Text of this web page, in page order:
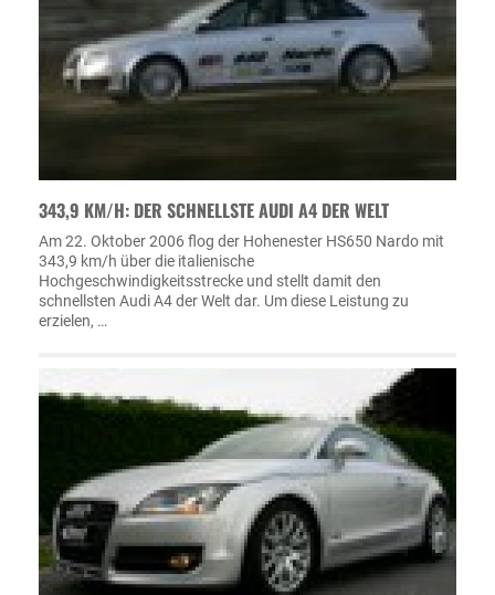
343,9 KM/H: DER SCHNELLSTE AUDI A4 DER WELT
Am 22. Oktober 2006 flog der Hohenester HS650 Nardo mit
343,9 km/h über die italienische
Hochgeschwindigkeitsstrecke und stellt damit den
schnellsten Audi A4 der Welt dar. Um diese Leistung zu
erzielen, …